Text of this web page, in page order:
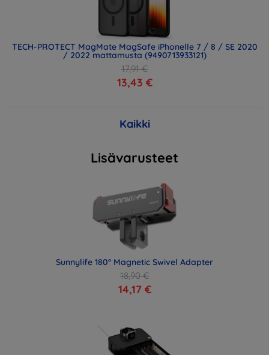
TECH-PROTECT MagMate MagSafe iPhonelle 7 / 8 / SE 2020
/ 2022 mattamusta (9490713933121)
17,91 €
13,43 €
Kaikki
Lisävarusteet
Sunnylife 180° Magnetic Swivel Adapter
18,90 €
14,17 €